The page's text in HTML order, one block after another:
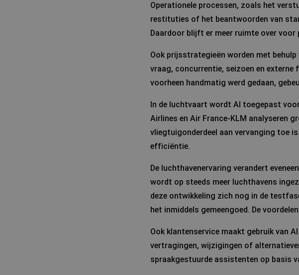
Operationele processen, zoals het
restituties of het beantwoorden van
Daardoor blijft er meer ruimte over
Ook prijsstrategieën worden met
vraag, concurrentie, seizoen en
voorheen handmatig werd gedaan,
In de luchtvaart wordt AI toegepast
Airlines en Air France-KLM analyseren
vliegtuigonderdeel aan vervanging toe
efficiëntie.
De luchthavenervaring verandert
wordt op steeds meer luchthavens
deze ontwikkeling zich nog in de
het inmiddels gemeengoed. De
Ook klantenservice maakt gebruik van
vertragingen, wijzigingen of
spraakgestuurde assistenten op basis